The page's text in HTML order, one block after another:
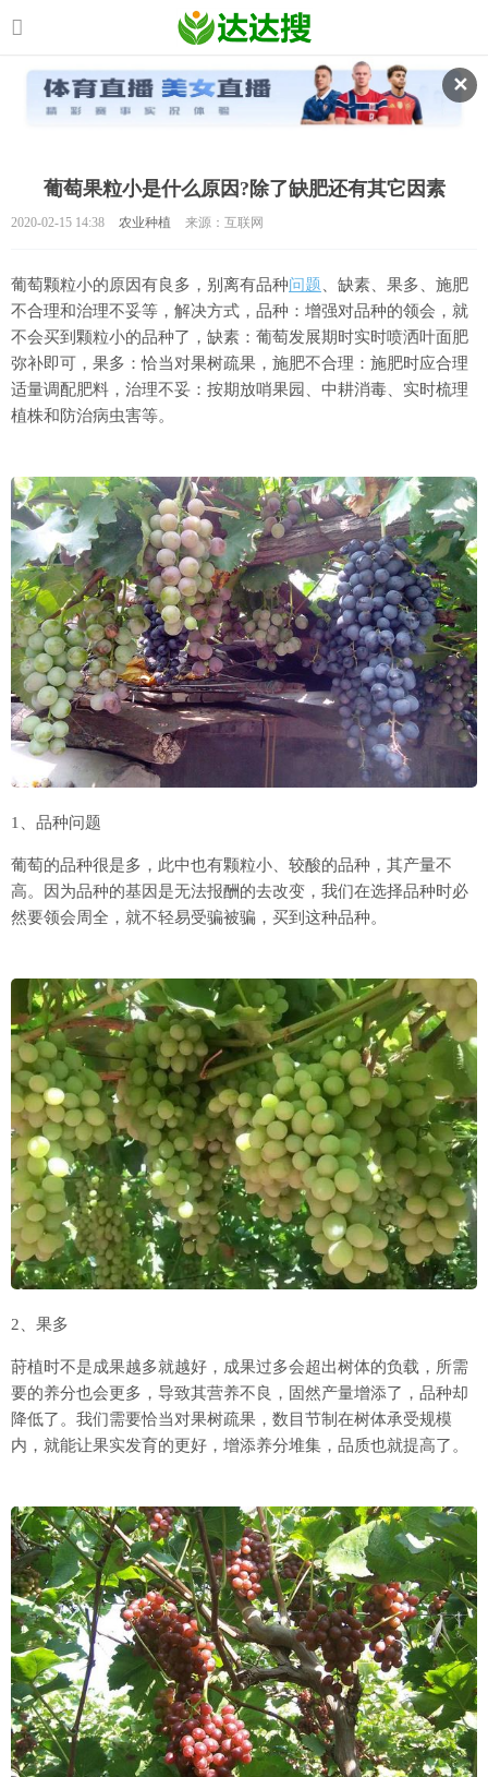
✕
葡萄果粒小是什么原因?除了缺肥还有其它因素
2020-02-15 14:38 农业种植 来源：互联网
葡萄颗粒小的原因有良多，别离有品种问题 、缺素、果多、施肥
不合理和治理不妥等，解决方式，品种：增强对品种的领会，就
不会买到颗粒小的品种了，缺素：葡萄发展期时实时喷洒叶面肥
弥补即可，果多：恰当对果树疏果，施肥不合理：施肥时应合理
适量调配肥料，治理不妥：按期放哨果园、中耕消毒、实时梳理
植株和防治病虫害等。
1、品种问题
葡萄的品种很是多，此中也有颗粒小、较酸的品种，其产量不
高。因为品种的基因是无法报酬的去改变，我们在选择品种时必
然要领会周全，就不轻易受骗被骗，买到这种品种。
2、果多
莳植时不是成果越多就越好，成果过多会超出树体的负载，所需
要的养分也会更多，导致其营养不良，固然产量增添了，品种却
降低了。我们需要恰当对果树疏果，数目节制在树体承受规模
内，就能让果实发育的更好，增添养分堆集，品质也就提高了。